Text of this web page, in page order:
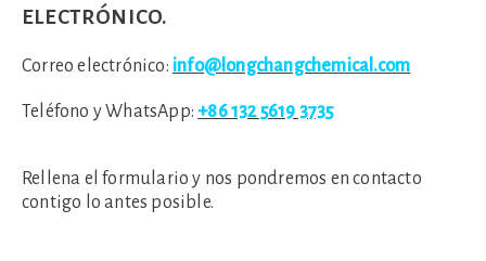
electrónico.
Correo electrónico: info@longchangchemical.com
Teléfono y WhatsApp:+86 132 5619 3735
Rellena el formulario y nos pondremos en contacto
contigo lo antes posible.